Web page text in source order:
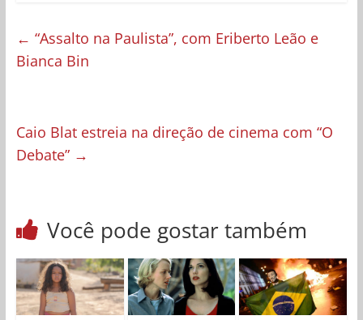
← “Assalto na Paulista”, com Eriberto Leão e
Bianca Bin
Caio Blat estreia na direção de cinema com “O
Debate” →
Você pode gostar também